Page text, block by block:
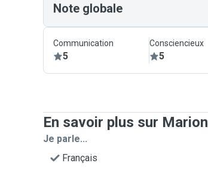
Note globale
Communication
5
Consciencieux
5
En savoir plus sur Marion
Je parle...
Français